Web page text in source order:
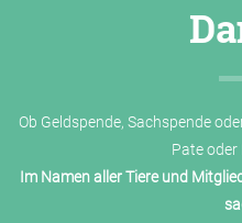
Ob Geldspende, Sachspende
Pate oder
Im Namen aller Tiere und